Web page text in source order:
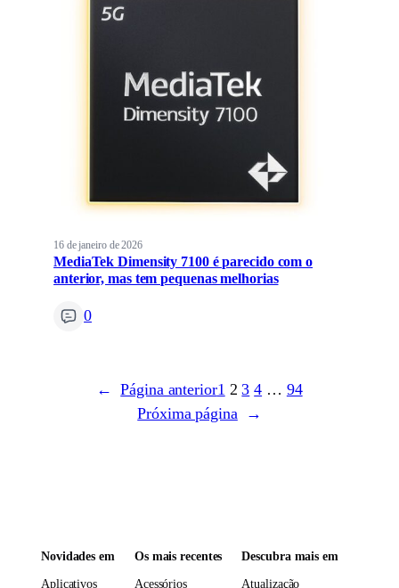
16 de janeiro de 2026
MediaTek Dimensity 7100 é parecido com o
anterior, mas tem pequenas melhorias
0
← Página anterior1 2 3 4 … 94
Próxima página
→
Novidades em
Aplicativos
Os mais recentes
Acessórios
Descubra mais em
Atualização